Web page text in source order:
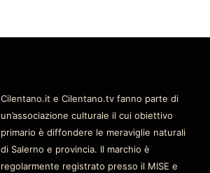
Cilentano.it e Cilentano.tv fanno parte di
un’associazione culturale il cui obiettivo
primario è diffondere le meraviglie naturali
di Salerno e provincia. Il marchio è
regolarmente registrato presso il MISE e